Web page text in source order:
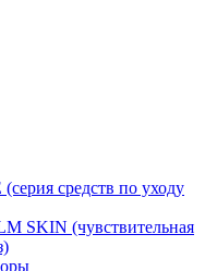
средств по уходу
SKIN (чувствительная